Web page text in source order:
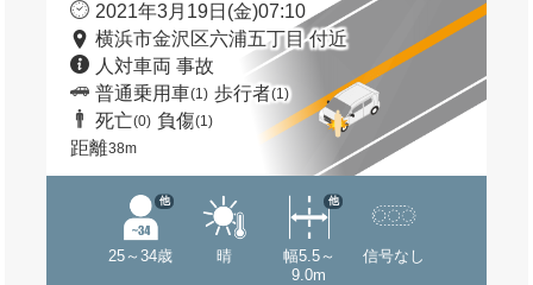
2021年3月19日(金)07:10
横浜市金沢区六浦五丁目 付近
人対車両 事故
普通乗用車(1) 歩行者(1)
死亡(0) 負傷(1)
距離38m
25～34歳
他
晴
幅5.5～
9.0m
他
信号なし